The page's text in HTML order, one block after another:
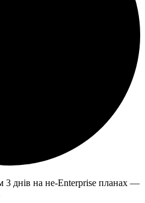
3 днів на не-Enterprise планах —